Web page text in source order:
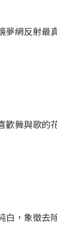
夢網反射最
歡舞與歌的
，象徵去